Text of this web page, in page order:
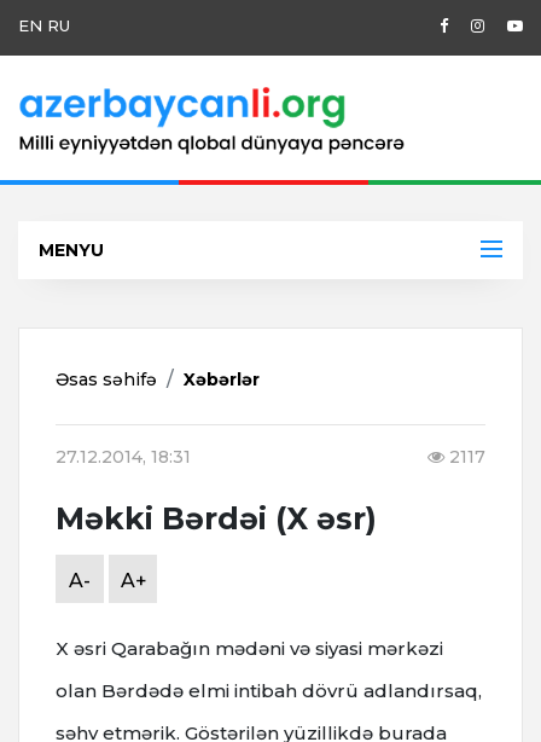
EN RU
MENYU
Əsas səhifə Xəbərlər
27.12.2014, 18:31 2117
Məkki Bərdəi (X əsr)
A- A+
X əsri Qarabağın mədəni və siyasi mərkəzi
olan Bərdədə elmi intibah dövrü adlandırsaq,
səhv etmərik. Göstərilən yüzillikdə burada